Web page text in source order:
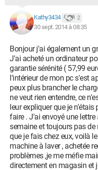
Kathy3434 2
30 sept. 2014 à 08:35
Bonjour j'ai également un
J'ai acheté un ordinateur
garantie sérénité ( 57,99
l'intérieur de mon pc s'est
peux plus brancher le
ne veut rien entendre, ce
leur expliquer que je n'étais
faire . J'ai envoyé une
semaine et toujours pas de
que je fais chez eux, voilà
machine à laver , achetée
problèmes ,je me méfie
directement en magasin et